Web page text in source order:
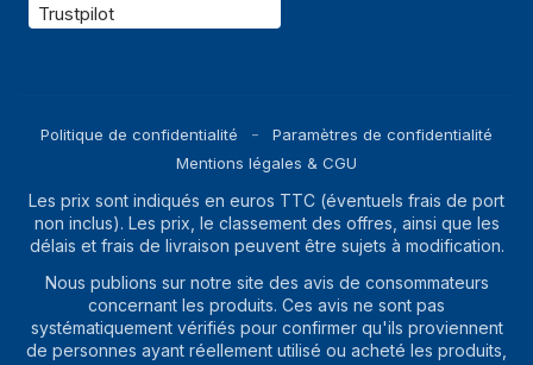
Vitre latérale Oui
l'éclairage
d'éclairage
Ventilateur
Panneau(x) de
verre trempé
Oui
Bouton de
réinitialisation
Oui
Trustpilot
Politique de confidentialité
Paramètres de confidentialité
Mentions légales & CGU
Les prix sont indiqués en euros TTC (éventuels frais de port
non inclus). Les prix, le classement des offres, ainsi que les
délais et frais de livraison peuvent être sujets à modification.
Nous publions sur notre site des avis de consommateurs
concernant les produits. Ces avis ne sont pas
systématiquement vérifiés pour confirmer qu'ils proviennent
de personnes ayant réellement utilisé ou acheté les produits,